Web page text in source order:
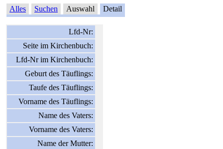
Alles Suchen Auswahl Detail
Lfd-Nr:
Seite im Kirchenbuch:
Lfd-Nr im Kirchenbuch:
Geburt des Täuflings:
Taufe des Täuflings:
Vorname des Täuflings:
Name des Vaters:
Vorname des Vaters:
Name der Mutter: